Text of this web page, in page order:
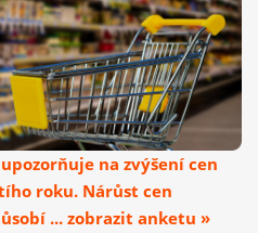
na zvýšení cen
roku. Nárůst cen
... zobrazit anketu »